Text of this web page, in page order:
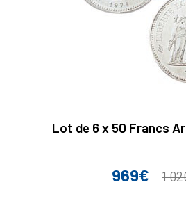
Lot de 6 x 50 Francs
Prix
969€
Prix
1